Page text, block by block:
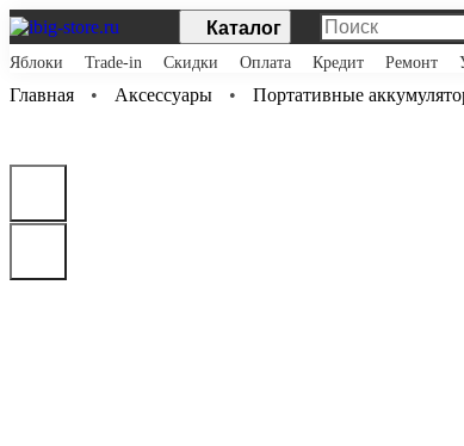
Каталог
Яблоки
Trade-in Скидки Оплата Кредит Ремонт
Главная Аксессуары Портативные